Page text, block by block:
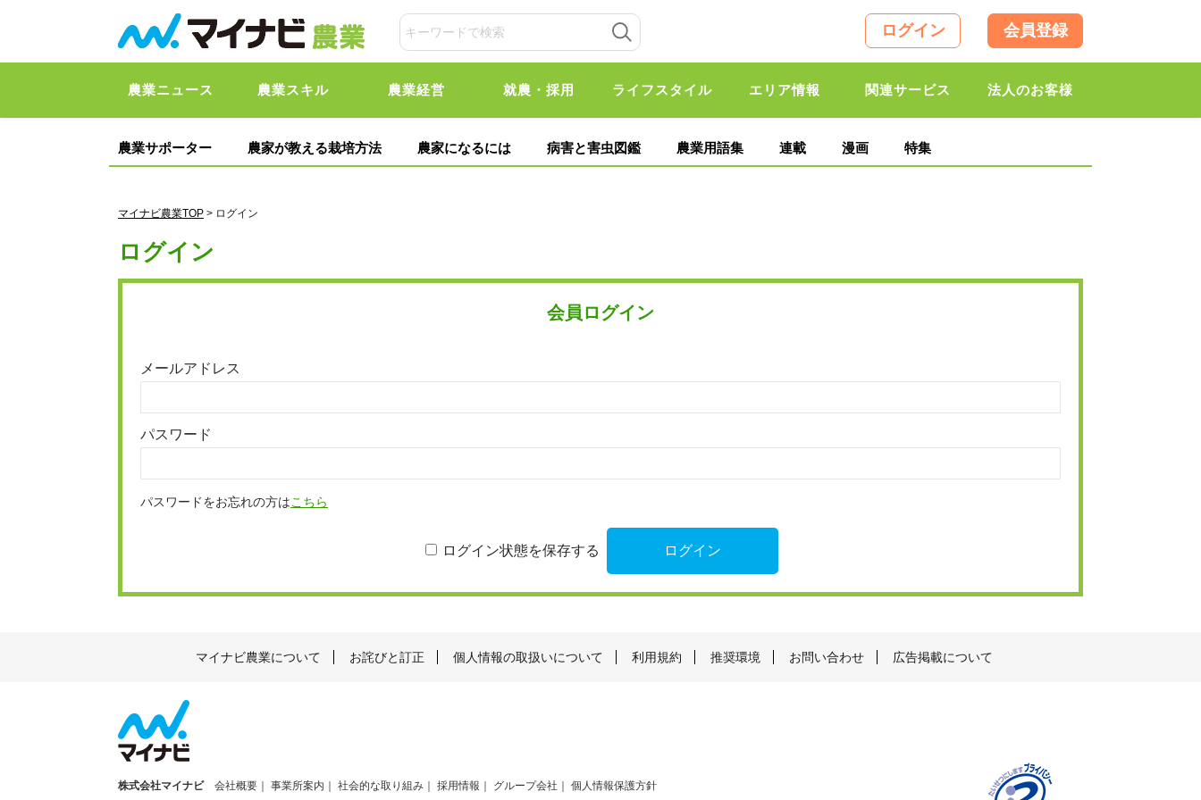
ログイン 会員登録
農業ニュース 農業スキル 農業経営 就農・採用 ライフスタイル エリア情報 関連サービス 法人のお客様
農業サポーター 農家が教える栽培方法 農家になるには 病害と害虫図鑑 農業用語集 連載 漫画 特集
マイナビ農業TOP > ログイン
ログイン
会員ログイン
メールアドレス
パスワード
パスワードをお忘れの方はこちら
ログイン状態を保存する
マイナビ農業について お詫びと訂正 個人情報の取扱いについて 利用規約 推奨環境 お問い合わせ 広告掲載について
株式会社マイナビ 会社概要 事業所案内 社会的な取り組み 採用情報 グループ会社 個人情報保護方針